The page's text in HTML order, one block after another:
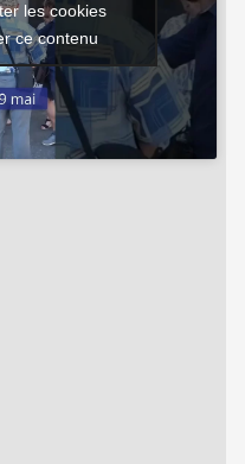
les cookies
ce contenu